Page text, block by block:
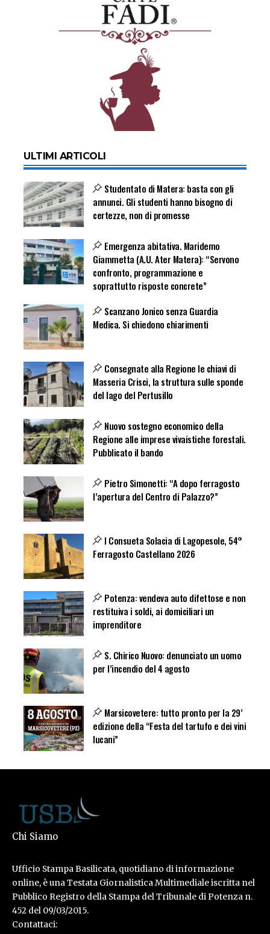
ULTIMI ARTICOLI
Studentato di Matera: basta con gli
annunci. Gli studenti hanno bisogno di
certezze, non di promesse
Emergenza abitativa. Maridemo
Giammetta (A.U. Ater Matera): “Servono
confronto, programmazione e
soprattutto risposte concrete”
Scanzano Jonico senza Guardia
Medica. Si chiedono chiarimenti
Consegnate alla Regione le chiavi di
Masseria Crisci, la struttura sulle sponde
del lago del Pertusillo
Nuovo sostegno economico della
Regione alle imprese vivaistiche forestali.
Pubblicato il bando
Pietro Simonetti: “A dopo ferragosto
l’apertura del Centro di Palazzo?”
I Consueta Solacia di Lagopesole, 54°
Ferragosto Castellano 2026
Potenza: vendeva auto difettose e non
restituiva i soldi, ai domiciliari un
imprenditore
S. Chirico Nuovo: denunciato un uomo
per l’incendio del 4 agosto
Marsicovetere: tutto pronto per la 29’
edizione della “Festa del tartufo e dei vini
lucani”
Chi Siamo
Ufficio Stampa Basilicata, quotidiano di informazione
online, è una Testata Giornalistica Multimediale iscritta nel
Pubblico Registro della Stampa del Tribunale di Potenza n.
452 del 09/03/2015.
Contattaci: